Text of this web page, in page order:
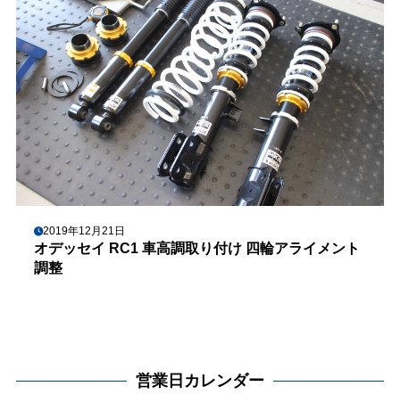
2019年12月21日
オデッセイ RC1 車高調取り付け 四輪アライメント
調整
営業日カレンダー